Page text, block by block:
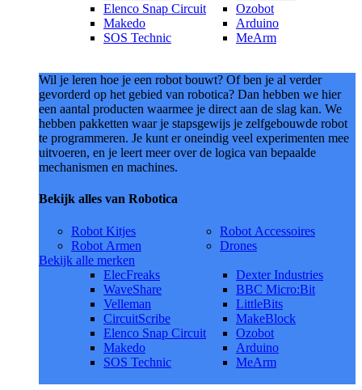
Elenco Snap Circuit
Makedo
SOS Technic
Ozobot
Arduino
MeArm
Wil je leren hoe je een robot bouwt? Of ben je al verder
gevorderd op het gebied van robotica? Dan hebben we hier
een aantal producten waarmee je direct aan de slag kan. We
hebben pakketten waar je stapsgewijs je zelfgebouwde robot
te programmeren. Je kunt er oneindig veel experimenten mee
uitvoeren, en je leert meer over de logica van bepaalde
mechanismen en machines.
Bekijk alles van Robotica
Robot Kitjes
Robot Armen
Robot Accessoires
Drones
Bekijk alle merken
ElecFreaks
WaveShare
Velleman
CircuitScribe
Elenco Snap Circuit
Makedo
SOS Technic
Dexter Industries
BBC Micro:Bit
LittleBits
MakeBlock
Ozobot
Arduino
MeArm